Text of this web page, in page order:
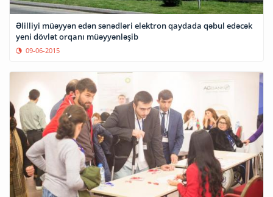
Əlilliyi müəyyən edən sənədləri elektron qaydada qəbul edəcək
yeni dövlət orqanı müəyyənləşib
09-06-2015